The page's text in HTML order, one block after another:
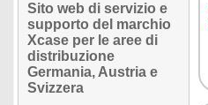
Sito web di servizio e
supporto del marchio
Xcase per le aree di
distribuzione
Germania, Austria e
Svizzera